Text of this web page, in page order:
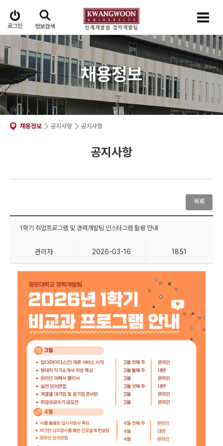
로그인 정보검색
채용정보
채용정보 공지사항 공지사항
공지사항
목록
1학기 취업프로그램 및 경력개발팀 인스타그램 활용 안내
관리자 2026-03-16 1851